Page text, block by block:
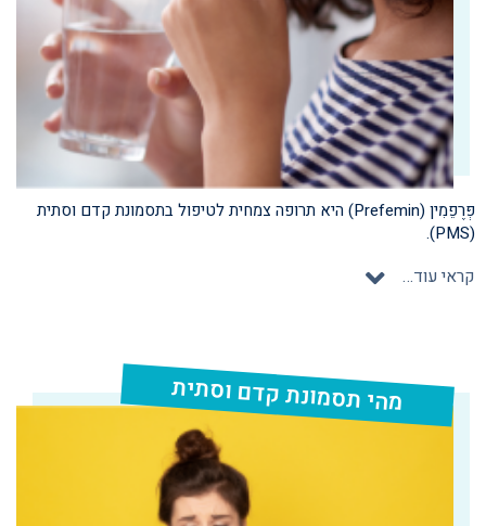
פְּרֶפֵמִין (Prefemin) היא תרופה צמחית לטיפול בתסמונת קדם וסתית
(PMS).
קראי עוד…
מהי תסמונת קדם וסתית